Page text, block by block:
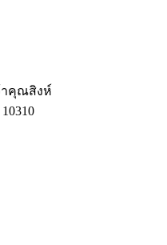
าคุณสิงห์
10310